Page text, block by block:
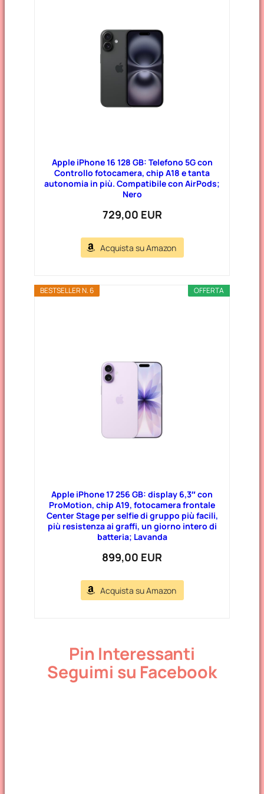
Apple iPhone 16 128 GB: Telefono 5G con
Controllo fotocamera, chip A18 e tanta
autonomia in più. Compatibile con AirPods;
Nero
729,00 EUR
Acquista su Amazon
OFFERTA
BESTSELLER N. 6
Apple iPhone 17 256 GB: display 6,3″ con
ProMotion, chip A19, fotocamera frontale
Center Stage per selfie di gruppo più facili,
più resistenza ai graffi, un giorno intero di
batteria; Lavanda
899,00 EUR
Acquista su Amazon
Pin Interessanti
Seguimi su Facebook